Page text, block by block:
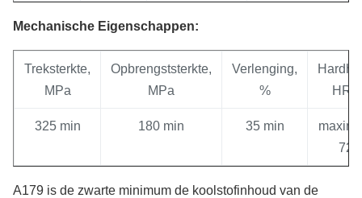
Mechanische Eigenschappen:
Treksterkte,
MPa
Opbrengststerkte,
MPa
Verlenging,
%
HRB
325 min 180 min 35 min
72
A179 is de zwarte minimum de koolstofinhoud van de